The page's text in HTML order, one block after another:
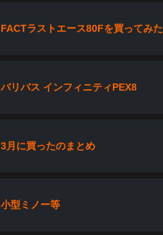
FACTラストエース80Fを買ってみた
バリバス インフィニティPEX8
3月に買ったのまとめ
小型ミノー等